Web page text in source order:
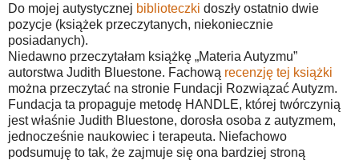
Do mojej autystycznej biblioteczki doszły ostatnio dwie
pozycje (książek przeczytanych, niekoniecznie
posiadanych).
Niedawno przeczytałam książkę „Materia Autyzmu”
autorstwa Judith Bluestone. Fachową recenzję tej książki
można przeczytać na stronie Fundacji Rozwiązać Autyzm.
Fundacja ta propaguje metodę HANDLE, której twórczynią
jest właśnie Judith Bluestone, dorosła osoba z autyzmem,
jednocześnie naukowiec i terapeuta. Niefachowo
podsumuję to tak, że zajmuje się ona bardziej stroną